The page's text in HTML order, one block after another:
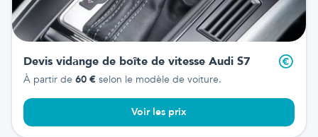
Devis vidange de boîte de vitesse Audi S7
À partir de 60 € selon le modèle de voiture.
Voir les prix